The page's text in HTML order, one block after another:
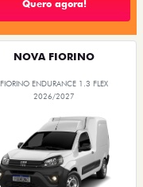
Quero agora!
NOVA FIORINO
FIORINO ENDURANCE 1.3 FLEX
2026/2027